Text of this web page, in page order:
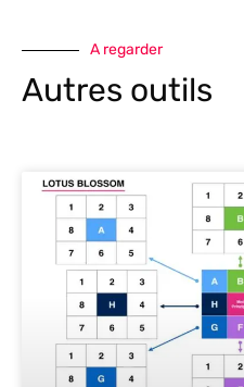
A regarder
Autres outils